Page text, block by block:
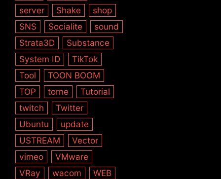
server
Shake
shop
SNS
Socialite
sound
Strata3D
Substance
System ID
TikTok
Tool
TOON BOOM
TOP
torne
Tutorial
twitch
Twitter
Ubuntu
update
USTREAM
Vector
vimeo
VMware
VRay
wacom
WEB